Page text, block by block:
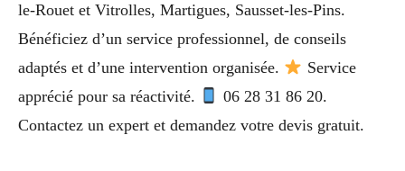
le-Rouet et Vitrolles, Martigues, Sausset-les-Pins.
Bénéficiez d’un service professionnel, de conseils
adaptés et d’une intervention organisée.
Service
apprécié pour sa réactivité.
06 28 31 86 20.
Contactez un expert et demandez votre devis gratuit.